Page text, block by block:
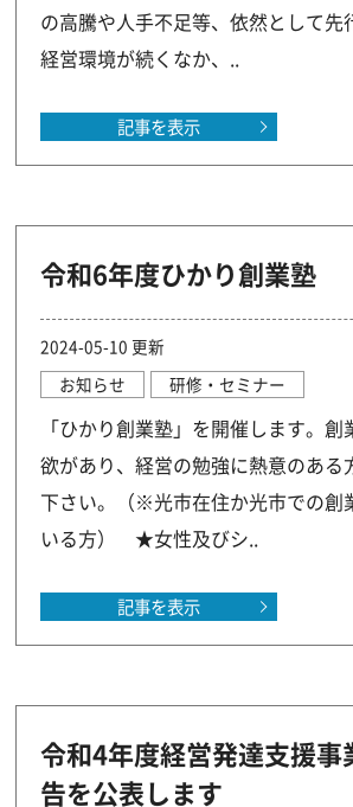
の高騰や人手不足等、依然として先
経営環境が続くなか、..
記事を表示
令和6年度ひかり創業塾
2024-05-10 更新
お知らせ
研修・セミナー
「ひかり創業塾」を開催します。
欲があり、経営の勉強に熱意のある
下さい。（※光市在住か光市での創
いる方） ★女性及びシ..
記事を表示
令和4年度経営発達支援事
告を公表します